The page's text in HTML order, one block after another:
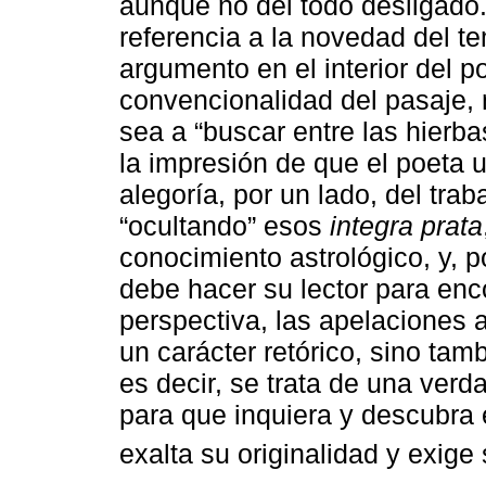
referencia a la novedad del
argumento en el interior del
convencionalidad del
sea a “buscar entre las
la impresión de que el poeta
alegoría, por un lado, del
“ocultando” esos integra prata
conocimiento astrológico, y,
debe hacer su lector para
perspectiva, las apelaciones
un carácter retórico, sino
es decir, se trata de una
para que inquiera y
exalta su originalidad y exige